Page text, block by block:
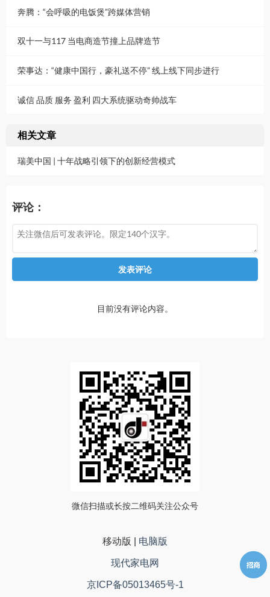
奔腾：“会呼吸的电饭煲”跨媒体营销
双十一与117 当电商造节撞上品牌造节
荣事达：“健康中国行，豪礼送不停” 线上线下同步进行
诚信 品质 服务 盈利 四大系统驱动奇帅战车
相关文章
瑞美中国 | 十年战略引领下的创新经营模式
评论：
发表评论
目前没有评论内容。
微信扫描或长按二维码关注公众号
移动版 电脑版
现代家电网
京ICP备05013465号-1